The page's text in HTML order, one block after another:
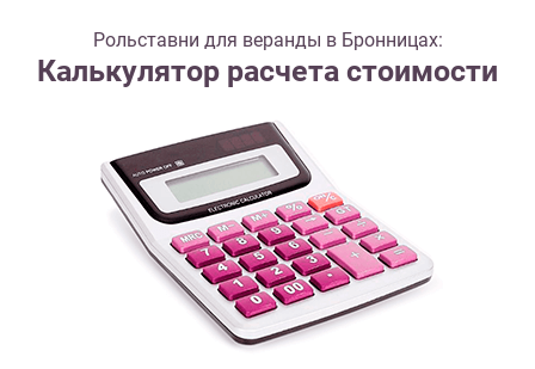
Рольставни для веранды в Бронницах:
Калькулятор расчета стоимости